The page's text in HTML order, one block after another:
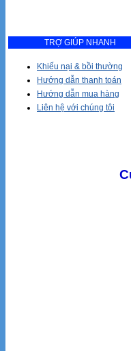
TRỢ GIÚP NHANH
Khiếu nại & bồi thường
Hướng dẫn thanh toán
Hướng dẫn mua hàng
Liên hệ với chúng tôi
- Giao